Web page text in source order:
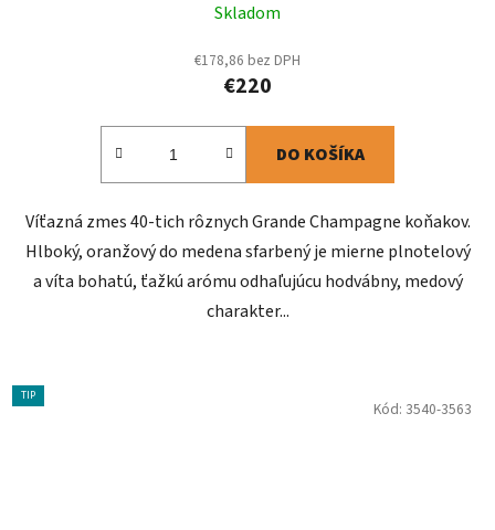
Skladom
€178,86 bez DPH
€220
DO KOŠÍKA
Víťazná zmes 40-tich rôznych Grande Champagne koňakov.
Hlboký, oranžový do medena sfarbený je mierne plnotelový
a víta bohatú, ťažkú arómu odhaľujúcu hodvábny, medový
charakter...
TIP
Kód: 3540-3563